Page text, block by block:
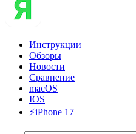
Инструкции
Обзоры
Новости
Сравнение
macOS
IOS
⚡️iPhone 17